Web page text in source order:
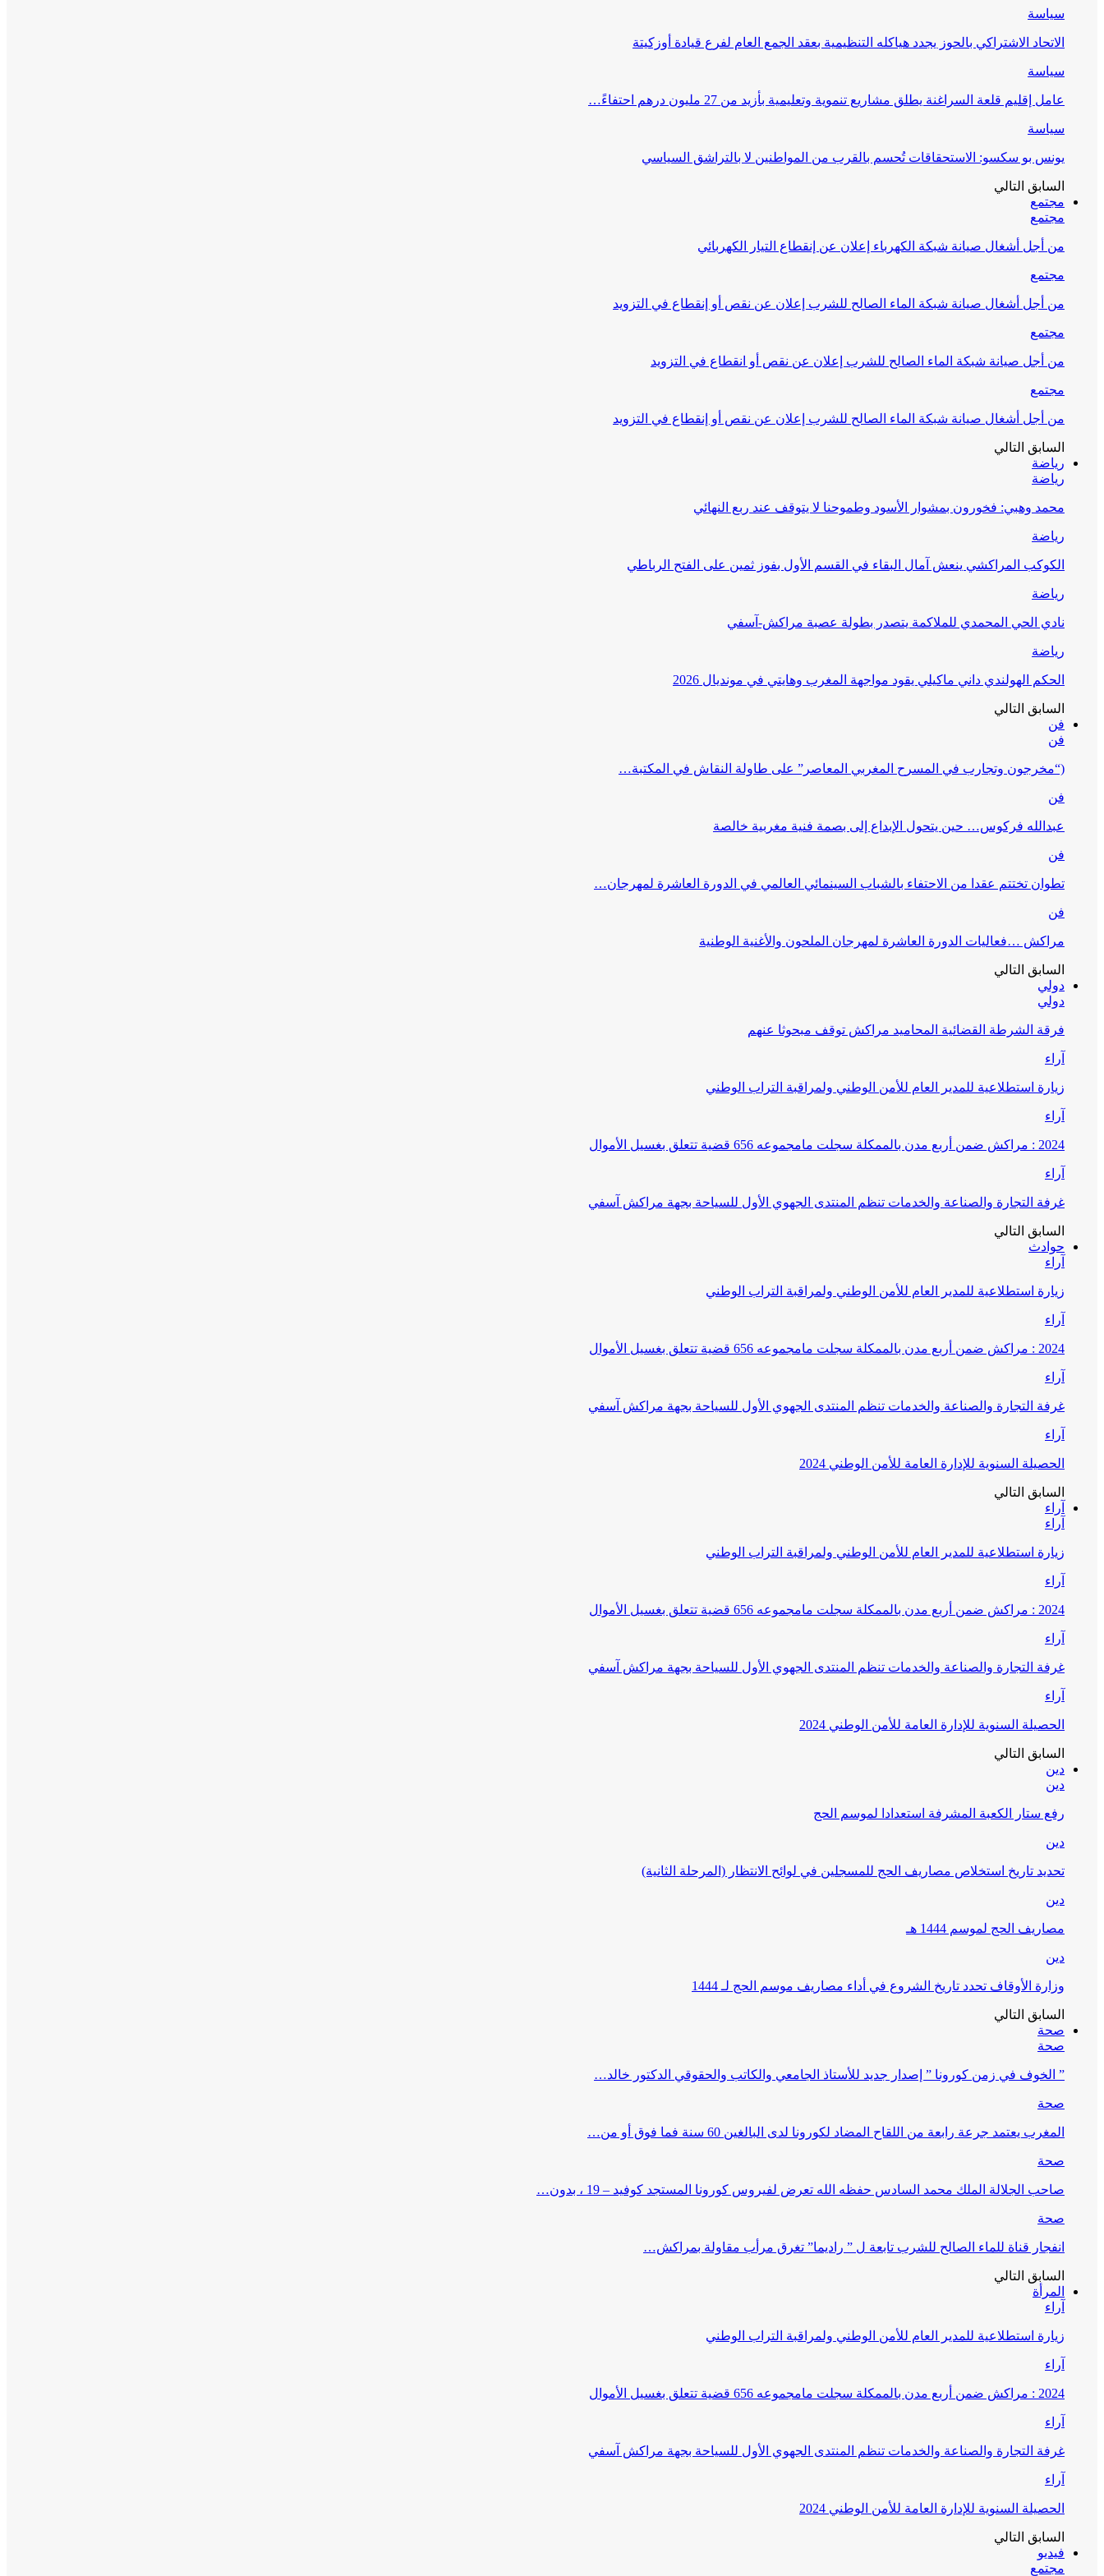
سياسة
الاتحاد الاشتراكي بالحوز يجدد هياكله التنظيمية بعقد الجمع العام لفرع قيادة أوزكيتة
سياسة
عامل إقليم قلعة السراغنة يطلق مشاريع تنموية وتعليمية بأزيد من 27 مليون درهم احتفاءً…
سياسة
يونس بو سكسو: الاستحقاقات تُحسم بالقرب من المواطنين لا بالتراشق السياسي
السابق التالي
مجتمع
مجتمع
من أجل أشغال صيانة شبكة الكهرباء إعلان عن إنقطاع التيار الكهربائي
مجتمع
من أجل أشغال صيانة شبكة الماء الصالح للشرب إعلان عن نقص أو إنقطاع في التزويد
مجتمع
من أجل صيانة شبكة الماء الصالح للشرب إعلان عن نقص أو انقطاع في التزويد
مجتمع
من أجل أشغال صيانة شبكة الماء الصالح للشرب إعلان عن نقص أو إنقطاع في التزويد
السابق التالي
رياضة
رياضة
محمد وهبي: فخورون بمشوار الأسود وطموحنا لا يتوقف عند ربع النهائي
رياضة
الكوكب المراكشي ينعش آمال البقاء في القسم الأول بفوز ثمين على الفتح الرباطي
رياضة
نادي الحي المحمدي للملاكمة يتصدر بطولة عصبة مراكش-آسفي
رياضة
الحكم الهولندي داني ماكيلي يقود مواجهة المغرب وهايتي في مونديال 2026
السابق التالي
فن
فن
(“مخرجون وتجارب في المسرح المغربي المعاصر” على طاولة النقاش في المكتبة…
فن
عبدالله فركوس… حين يتحول الإبداع إلى بصمة فنية مغربية خالصة
فن
تطوان تختتم عقدا من الاحتفاء بالشباب السينمائي العالمي في الدورة العاشرة لمهرجان…
فن
مراكش …فعاليات الدورة العاشرة لمهرجان الملحون والأغنية الوطنية
السابق التالي
دولي
دولي
فرقة الشرطة القضائية المحاميد مراكش توقف مبحوثا عنهم
آراء
زيارة استطلاعية للمدير العام للأمن الوطني ولمراقبة التراب الوطني
آراء
2024 : مراكش ضمن أربع مدن بالممكلة سجلت مامجموعه 656 قضية تتعلق بغسيل الأموال
آراء
غرفة التجارة والصناعة والخدمات تنظم المنتدى الجهوي الأول للسياحة بجهة مراكش آسفي
السابق التالي
حوادث
آراء
زيارة استطلاعية للمدير العام للأمن الوطني ولمراقبة التراب الوطني
آراء
2024 : مراكش ضمن أربع مدن بالممكلة سجلت مامجموعه 656 قضية تتعلق بغسيل الأموال
آراء
غرفة التجارة والصناعة والخدمات تنظم المنتدى الجهوي الأول للسياحة بجهة مراكش آسفي
آراء
الحصيلة السنوية للإدارة العامة للأمن الوطني 2024
السابق التالي
آراء
آراء
زيارة استطلاعية للمدير العام للأمن الوطني ولمراقبة التراب الوطني
آراء
2024 : مراكش ضمن أربع مدن بالممكلة سجلت مامجموعه 656 قضية تتعلق بغسيل الأموال
آراء
غرفة التجارة والصناعة والخدمات تنظم المنتدى الجهوي الأول للسياحة بجهة مراكش آسفي
آراء
الحصيلة السنوية للإدارة العامة للأمن الوطني 2024
السابق التالي
دين
دين
رفع ستار الكعبة المشرفة استعدادا لموسم الحج
دين
تحديد تاريخ استخلاص مصاريف الحج للمسجلين في لوائح الانتظار (المرحلة الثانية)
دين
مصاريف الحج لموسم 1444 هـ
دين
وزارة الأوقاف تحدد تاريخ الشروع في أداء مصاريف موسم الحج لـ 1444
السابق التالي
صحة
صحة
” الخوف في زمن كورونا ” إصدار جديد للأستاذ الجامعي والكاتب والحقوقي الدكتور خالد…
صحة
المغرب يعتمد جرعة رابعة من اللقاح المضاد لكورونا لدى البالغين 60 سنة فما فوق أو من…
صحة
صاحب الجلالة الملك محمد السادس حفظه الله تعرض لفيروس كورونا المستجد كوفيد – 19 ، بدون…
صحة
انفجار قناة للماء الصالح للشرب تابعة ل ” راديما” تغرق مرأب مقاولة بمراكش…
السابق التالي
المرأة
آراء
زيارة استطلاعية للمدير العام للأمن الوطني ولمراقبة التراب الوطني
آراء
2024 : مراكش ضمن أربع مدن بالممكلة سجلت مامجموعه 656 قضية تتعلق بغسيل الأموال
آراء
غرفة التجارة والصناعة والخدمات تنظم المنتدى الجهوي الأول للسياحة بجهة مراكش آسفي
آراء
الحصيلة السنوية للإدارة العامة للأمن الوطني 2024
السابق التالي
فيديو
مجتمع